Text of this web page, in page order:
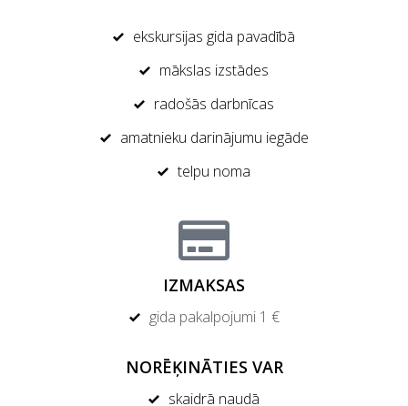
ekskursijas gida pavadībā
mākslas izstādes
radošās darbnīcas
amatnieku darinājumu iegāde
telpu noma
IZMAKSAS
gida pakalpojumi 1 €
NORĒĶINĀTIES VAR
skaidrā naudā